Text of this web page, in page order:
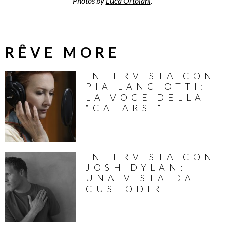
RÊVE MORE
INTERVISTA CON
PIA LANCIOTTI:
LA VOCE DELLA
“CATARSI”
INTERVISTA CON
JOSH DYLAN:
UNA VISTA DA
CUSTODIRE